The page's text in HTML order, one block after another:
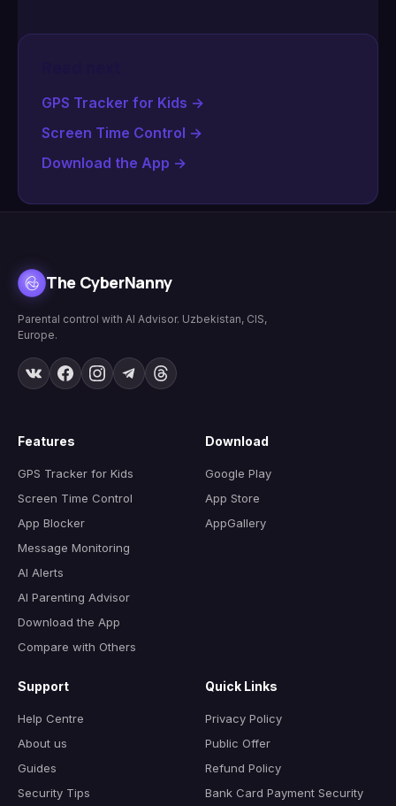
GPS Tracker for Kids →
Screen Time Control →
Download the App →
The CyberNanny
Parental control with AI Advisor. Uzbekistan, CIS,
Europe.
Features
GPS Tracker for Kids
Screen Time Control
App Blocker
Message Monitoring
AI Alerts
AI Parenting Advisor
Download the App
Compare with Others
Download
Google Play
App Store
AppGallery
Support
Help Centre
About us
Guides
Security Tips
Quick Links
Privacy Policy
Public Offer
Refund Policy
Bank Card Payment Security